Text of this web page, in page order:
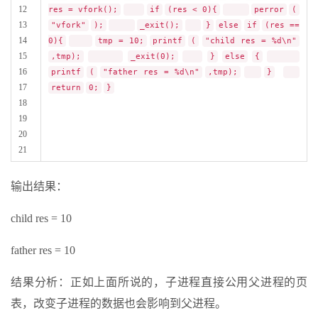
12
13
14
15
16
17
18
19
20
21
res = vfork();
if (res < 0){ perror
(
"vfork"
); _exit(); } else if
(res ==
0){
tmp = 10; printf (
"child res = %d\n"
,tmp);
_exit(0); } else
{
printf
( "father res = %d\n" ,tmp);
}
return
0; }
输出结果：
child res = 10
father res = 10
结果分析：正如上面所说的，子进程直接公用父进程的页
表，改变子进程的数据也会影响到父进程。